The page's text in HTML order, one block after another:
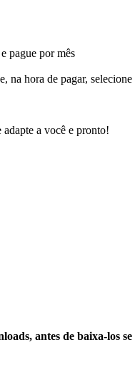
pague por mês
na hora de pagar,
a você e pronto!
antes de baixa-los